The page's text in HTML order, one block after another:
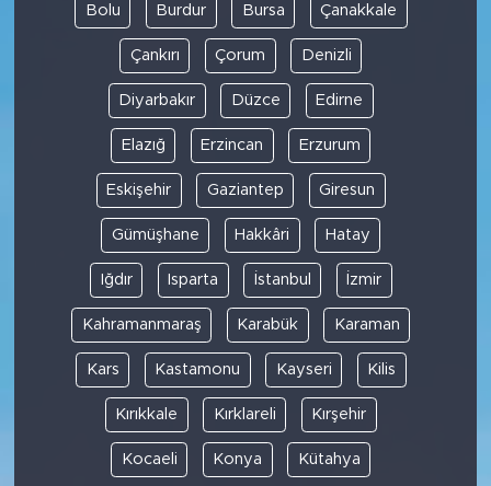
Bolu Burdur Bursa Çanakkale
Çankırı Çorum Denizli
Diyarbakır Düzce Edirne
Elazığ Erzincan Erzurum
Eskişehir Gaziantep Giresun
Gümüşhane Hakkâri Hatay
Iğdır Isparta İstanbul İzmir
Kahramanmaraş Karabük Karaman
Kars Kastamonu Kayseri Kilis
Kırıkkale Kırklareli Kırşehir
Kocaeli Konya Kütahya